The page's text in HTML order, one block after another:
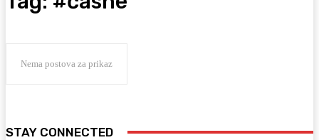
Nema postova za prikaz
STAY CONNECTED